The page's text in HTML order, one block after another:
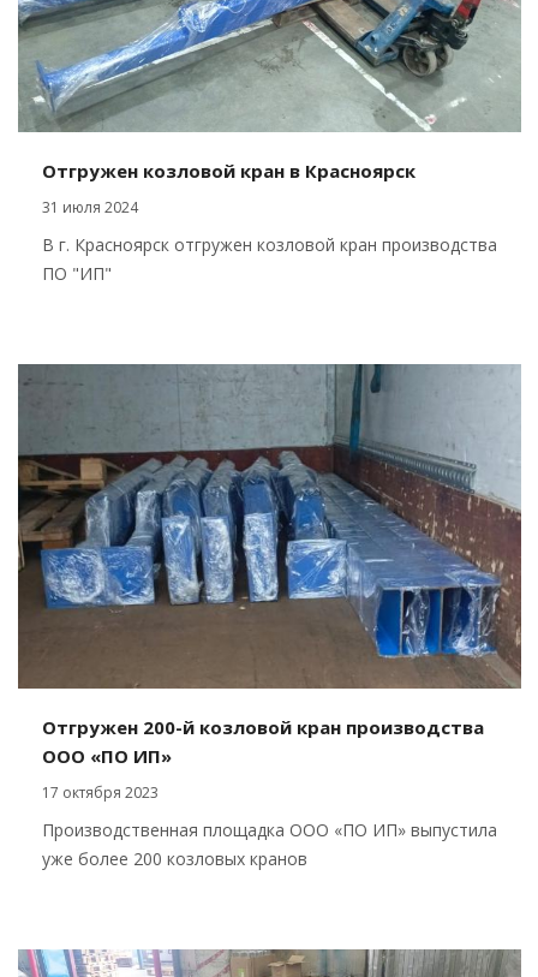
Отгружен козловой кран в Красноярск
31 июля 2024
В г. Красноярск отгружен козловой кран производства
ПО "ИП"
Отгружен 200-й козловой кран производства
ООО «ПО ИП»
17 октября 2023
Производственная площадка ООО «ПО ИП» выпустила
уже более 200 козловых кранов